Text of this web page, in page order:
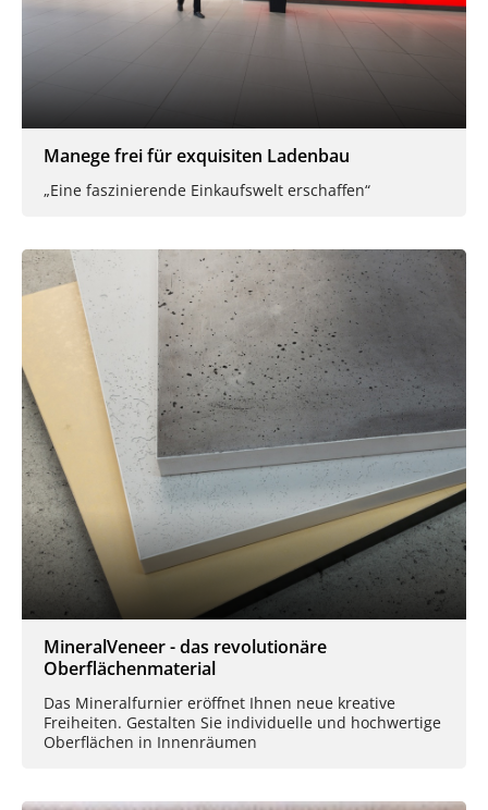
Manege frei für exquisiten Ladenbau
„Eine faszinierende Einkaufswelt erschaffen“
MineralVeneer - das revolutionäre
Oberflächenmaterial
Das Mineralfurnier eröffnet Ihnen neue kreative
Freiheiten. Gestalten Sie individuelle und hochwertige
Oberflächen in Innenräumen